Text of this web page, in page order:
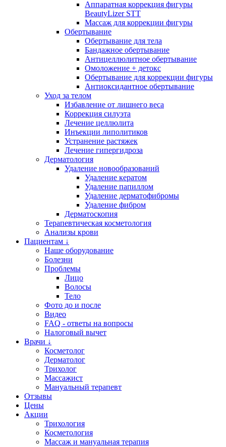
Аппаратная коррекция фигуры
BeautyLizer STT
Массаж для коррекции фигуры
Обертывание
Обертывание для тела
Бандажное обертывание
Антицеллюлитное обертывание
Омоложение + детокс
Обертывание для коррекции фигуры
Антиоксидантное обертывание
Уход за телом
Избавление от лишнего веса
Коррекция силуэта
Лечение целлюлита
Инъекции липолитиков
Устранение растяжек
Лечение гипергидроза
Дерматология
Удаление новообразований
Удаление кератом
Удаление папиллом
Удаление дерматофибромы
Удаление фибром
Дерматоскопия
Терапевтическая косметология
Анализы крови
Пациентам ↓
Наше оборудование
Болезни
Проблемы
Лицо
Волосы
Тело
Фото до и после
Видео
FAQ - ответы на вопросы
Налоговый вычет
Врачи ↓
Косметолог
Дерматолог
Трихолог
Массажист
Мануальный терапевт
Отзывы
Цены
Акции
Трихология
Косметология
Массаж и мануальная терапия